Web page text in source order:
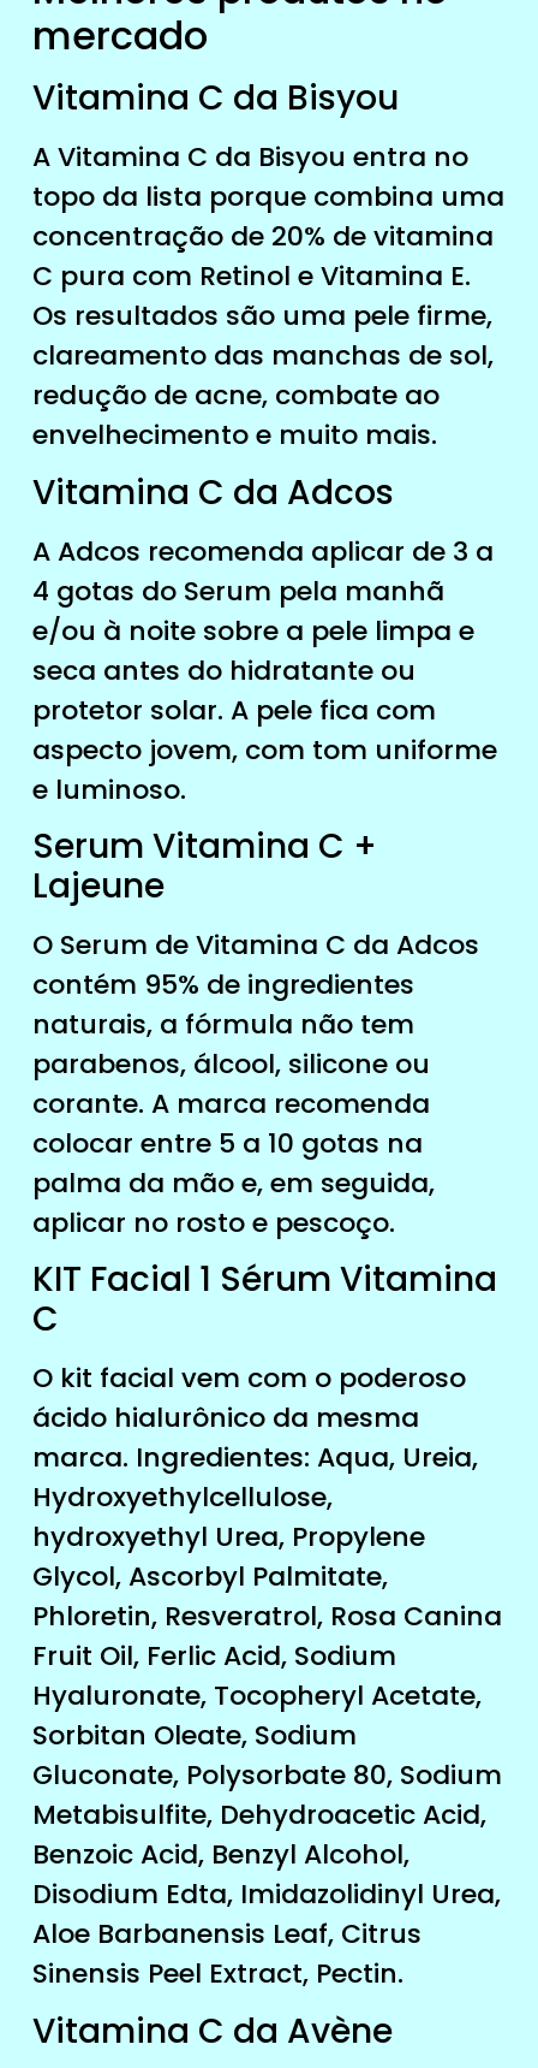
mercado
Vitamina C da Bisyou
A Vitamina C da Bisyou entra no
topo da lista porque combina uma
concentração de 20% de vitamina
C pura com Retinol e Vitamina E.
Os resultados são uma pele firme,
clareamento das manchas de sol,
redução de acne, combate ao
envelhecimento e muito mais.
Vitamina C da Adcos
A Adcos recomenda aplicar de 3 a
4 gotas do Serum pela manhã
e/ou à noite sobre a pele limpa e
seca antes do hidratante ou
protetor solar. A pele fica com
aspecto jovem, com tom uniforme
e luminoso.
Serum Vitamina C +
Lajeune
O Serum de Vitamina C da Adcos
contém 95% de ingredientes
naturais, a fórmula não tem
parabenos, álcool, silicone ou
corante. A marca recomenda
colocar entre 5 a 10 gotas na
palma da mão e, em seguida,
aplicar no rosto e pescoço.
KIT Facial 1 Sérum Vitamina
C
O kit facial vem com o poderoso
ácido hialurônico da mesma
marca. Ingredientes: Aqua, Ureia,
Hydroxyethylcellulose,
hydroxyethyl Urea, Propylene
Glycol, Ascorbyl Palmitate,
Phloretin, Resveratrol, Rosa Canina
Fruit Oil, Ferlic Acid, Sodium
Hyaluronate, Tocopheryl Acetate,
Sorbitan Oleate, Sodium
Gluconate, Polysorbate 80, Sodium
Metabisulfite, Dehydroacetic Acid,
Benzoic Acid, Benzyl Alcohol,
Disodium Edta, Imidazolidinyl Urea,
Aloe Barbanensis Leaf, Citrus
Sinensis Peel Extract, Pectin.
Vitamina C da Avène